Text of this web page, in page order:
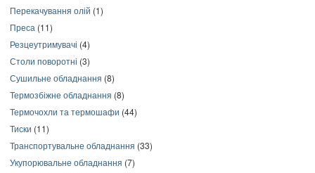
Перекачування олій (1)
Преса (11)
Резцеутримувачі (4)
Столи поворотні (3)
Сушильне обладнання (8)
Термозбіжне обладнання (8)
Термочохли та термошафи (44)
Тиски (11)
Транспортувальне обладнання (33)
Укупорювальне обладнання (7)